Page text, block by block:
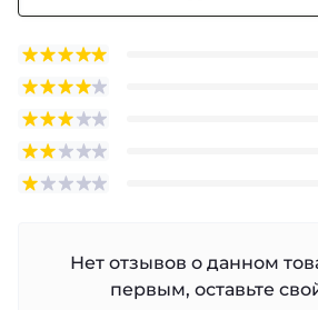
Нет отзывов о данном
первым, оставьте